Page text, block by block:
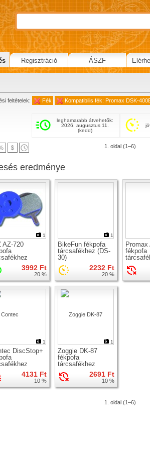
feltételek: Fék Kompatibilis fék: Promax DSK-
leghamarabb átvehetők:
2026. augusztus 11.
(kedd)
1. oldal (1–6)
eredménye
1
AZ-720
3992 Ft
20 %
1
BikeFun fékpofa
tárcsafékhez (DS-
30)
2232 Ft
20 %
Promax
fékpofa
1
DiscStop+
4131 Ft
10 %
1
Zoggie DK-87
fékpofa
tárcsafékhez
2691 Ft
10 %
1. oldal (1–6)
Regisztráció ÁSZF